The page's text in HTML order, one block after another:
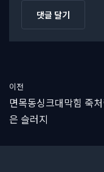
이전
면목동싱크대막힘 죽
은 슬러지